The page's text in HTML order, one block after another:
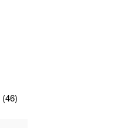
(46)